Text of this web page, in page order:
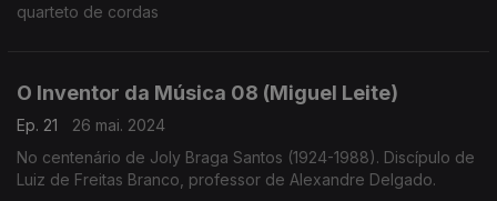
quarteto de cordas
O Inventor da Música 08 (Miguel Leite)
Ep. 21
26 mai. 2024
No centenário de Joly Braga Santos (1924-1988). Discípulo de
Luiz de Freitas Branco, professor de Alexandre Delgado.